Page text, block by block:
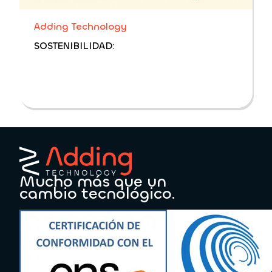
Adding Technology
SOSTENIBILIDAD:
Mucho más que un
cambio tecnológico.